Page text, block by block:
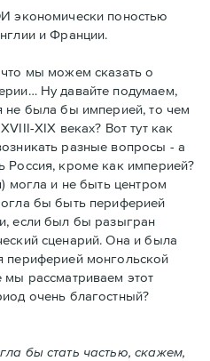
экономически поностью
и Франции.
мы можем сказать о
Ну давайте подумаем,
не была бы империей, то чем
XIX веках? Вот тут как
разные вопросы - а
Россия, кроме как империей?
могла и не быть центром
бы быть периферией
если был бы разыгран
сценарий. Она и была
периферией монгольской
мы рассматриваем этот
очень благостный?
бы стать частью, скажем,